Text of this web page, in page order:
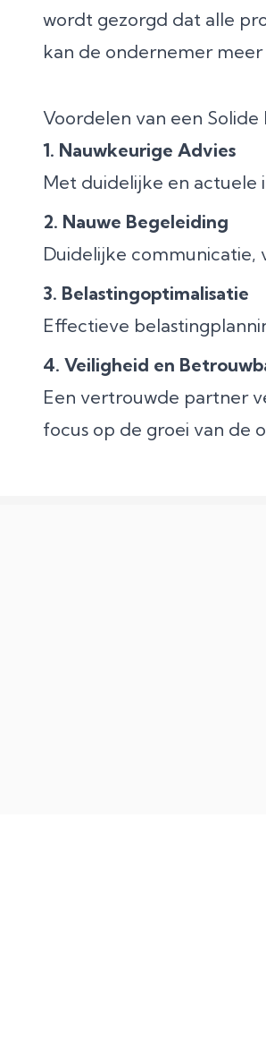
wordt gezorgd dat alle
kan de ondernemer
Voordelen van een
1. Nauwkeurige Advies
Met duidelijke en actuele
2. Nauwe Begeleiding
Duidelijke communicatie,
3. Belastingoptimalisatie
Effectieve
4. Veiligheid en
Een vertrouwde partner
focus op de groei van de